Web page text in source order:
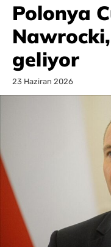
Polonya
geliyor
23 Haziran 2026